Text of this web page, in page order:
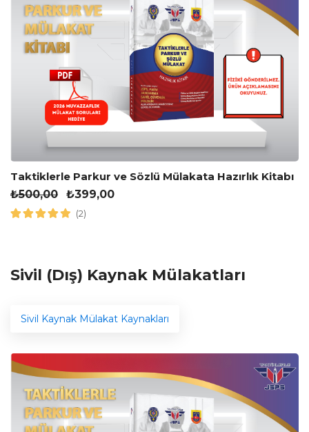
Taktiklerle Parkur ve Sözlü Mülakata Hazırlık Kitabı
₺500,00 ₺399,00
(2)
Sivil (Dış) Kaynak Mülakatları
Sivil Kaynak Mülakat Kaynakları